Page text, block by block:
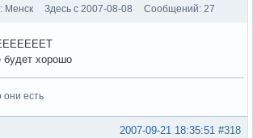
Менск Здесь с 2007-08-08 Сообщений: 27
будет хорошо
есть
#318
2007-09-21 18:35:51